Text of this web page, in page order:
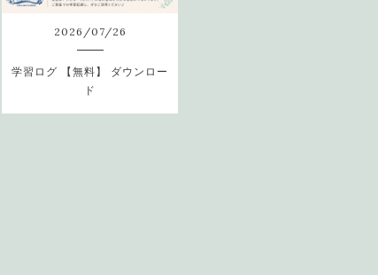
2026 /07/26
学習ログ 【無料】 ダウンロー
ド